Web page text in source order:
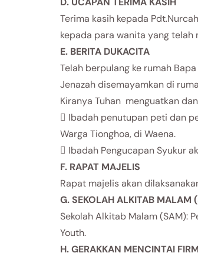
Terima kasih kepada
kepada para wanita yang telah
E. BERITA DUKACITA
Telah berpulang ke rumah
Jenazah disemayamkan di
Kiranya Tuhan menguatkan
 Ibadah penutupan peti dan
Warga Tionghoa, di Waena.
 Ibadah Pengucapan Syukur
F. RAPAT MAJELIS
Rapat majelis akan
G. SEKOLAH ALKITAB MALAM
Sekolah Alkitab Malam (SAM):
Youth.
H. GERAKKAN MENCINTAI